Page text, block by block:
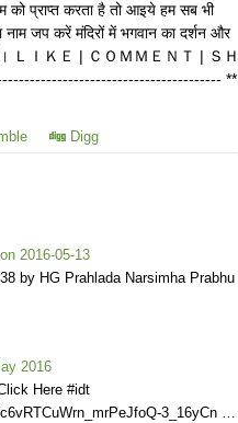
प्राप्त करता है तो आइये हम सब भी
जप करें मंदिरों में भगवान का दर्शन और
ＬＩＫＥ | ＣＯＭＭＥＮＴ | ＳＨ
**
Digg
2016-05-13
by HG Prahlada Narsimha Prabhu
2016
Here #idt
3_16yCn …